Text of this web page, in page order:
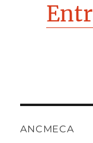
ANCMECA